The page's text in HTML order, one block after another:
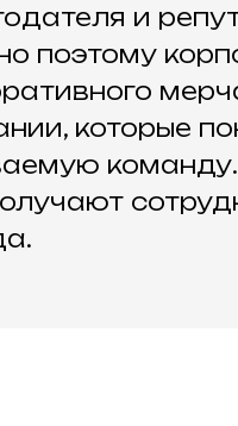
и
поэтому
которые
команду.